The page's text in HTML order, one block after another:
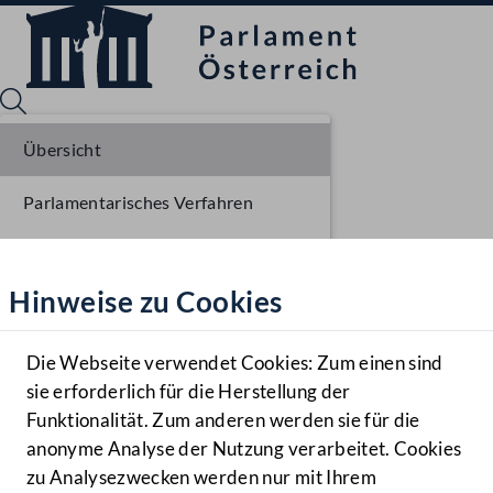
Hilfe
Benutzer
Navigationsmenü öffnen
MENÜ
Hinweise zu Cookies
Die Webseite verwendet Cookies: Zum einen sind
sie erforderlich für die Herstellung der
Funktionalität. Zum anderen werden sie für die
anonyme Analyse der Nutzung verarbeitet. Cookies
zu Analysezwecken werden nur mit Ihrem
Übersicht
Parlamentarisches Verfahren